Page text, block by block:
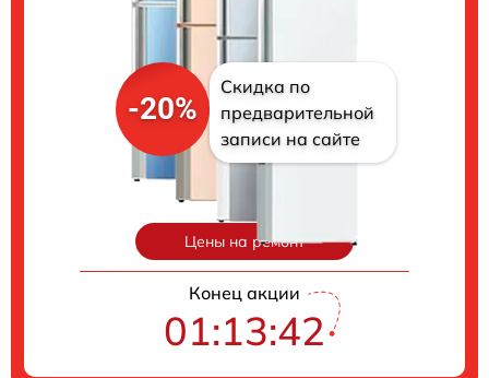
-20%
Скидка по
предварительной
записи на сайте
Цены на ремонт
Конец акции
01:13:41